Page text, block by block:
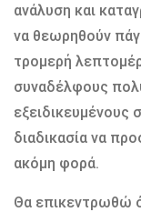
ανάλυση και
να θεωρηθούν
τροµερή
συναδέλφους
εξειδικευµένους
διαδικασία να
ακόµη φορά.
Θα επικεντρωθώ